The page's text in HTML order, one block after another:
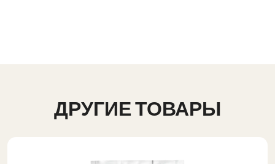
ДРУГИЕ ТОВАРЫ